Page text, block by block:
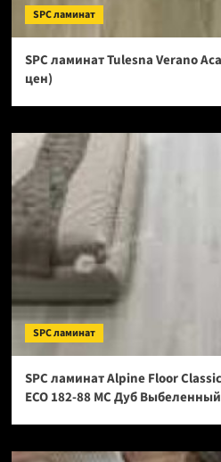
SPC ламинат
SPC ламинат Tulesna Verano
цен)
SPC ламинат
SPC ламинат Alpine Floor
ECO 182-88 МС Дуб